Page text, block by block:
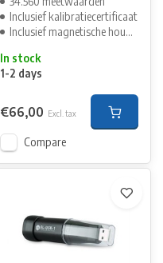
Inclusief kalibratiecertificaat
Inclusief magnetische houder
In stock
1-2 days
€66,00 Excl. tax
Compare